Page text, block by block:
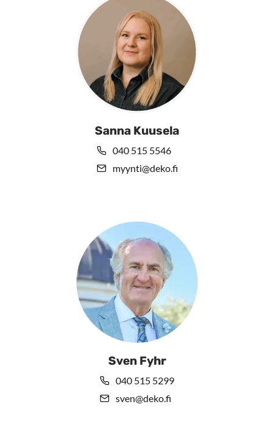
Sanna Kuusela
040 515 5546
myynti@deko.fi
Sven Fyhr
040 515 5299
sven@deko.fi